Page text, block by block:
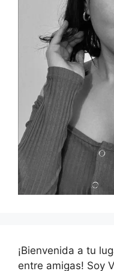
¡Bienvenida a tu
entre amigas! Soy